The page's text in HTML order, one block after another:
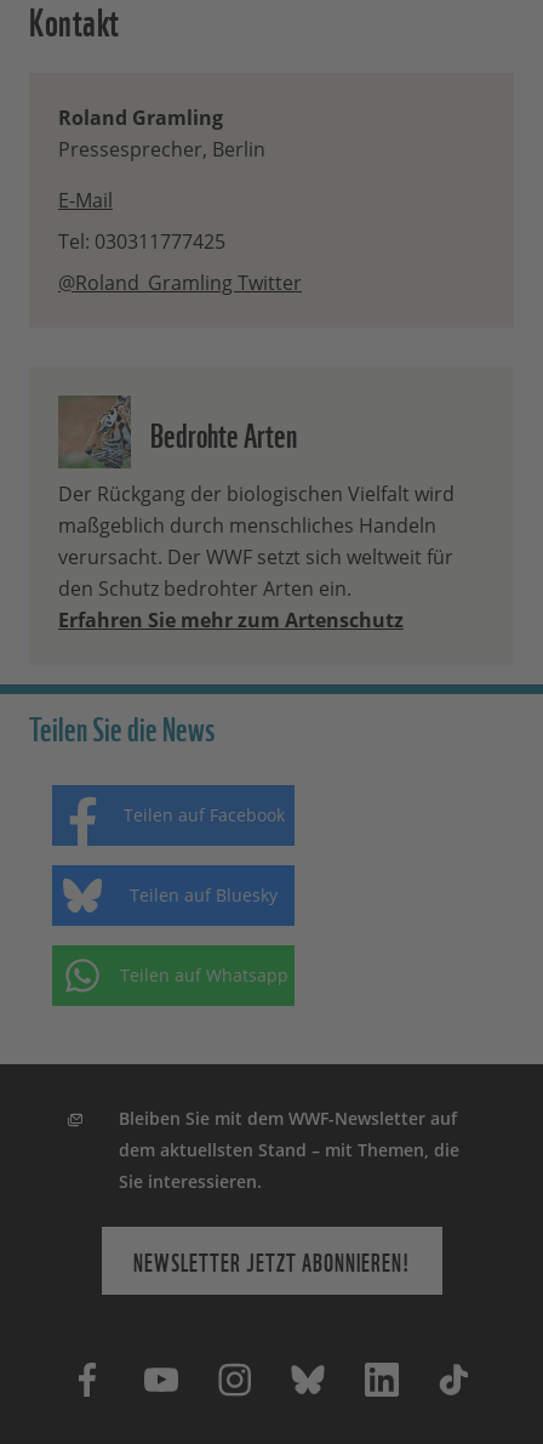
Kontakt
Roland Gramling
Pressesprecher, Berlin
E-Mail
Tel: 030311777425
@Roland_Gramling Twitter
Bedrohte Arten
Der Rückgang der biologischen Vielfalt wird
maßgeblich durch menschliches Handeln
verursacht. Der WWF setzt sich weltweit für
den Schutz bedrohter Arten ein.
Erfahren Sie mehr zum Artenschutz
Teilen Sie die News
Teilen auf Facebook
Teilen auf Bluesky
Teilen auf Whatsapp
Bleiben Sie mit dem WWF-Newsletter auf
dem aktuellsten Stand – mit Themen, die
Sie interessieren.
NEWSLETTER JETZT ABONNIEREN!